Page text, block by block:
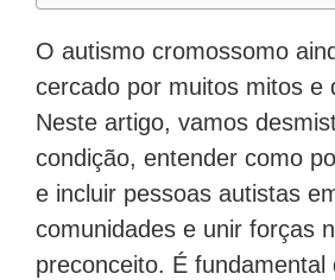
O autismo cromossomo
cercado por muitos mitos e
Neste artigo, vamos
condição, entender como
e incluir pessoas autistas
comunidades e unir forças
preconceito. É fundamental